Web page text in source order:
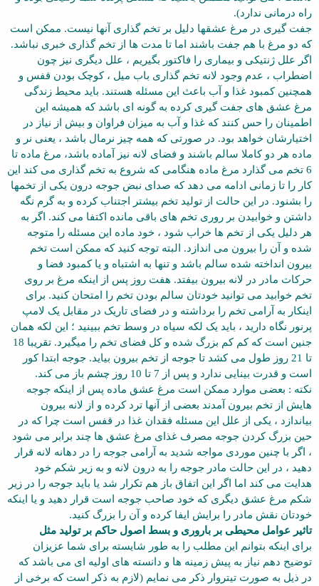
راه درمانی ندارد).
جفت گیری در مرغ عشقها دلیل بر تخم گذاری آنها نیست. ممکن است
که دو مرغ با هم جفت باشند اما تا مدت ها از تخم گذاری خبری نباشد.
اگر علل ژنتیکی و بیماری را فاکتور بگیریم ، علل دیگری نیز چون
اضطراب ، عدم وجود لانه تخم گذاری باب میل ، کوچک بودن قفس و
همچنین کمبود غذا و آب باعث این مسئله هستند. باید محیط زندگی
مرغ عشق های جفت گیری کرده به گونه ای باشد که همیشه این
اطمینان را حس کنند که غذا و آب به میزان فراوان و بیش از نیاز در
اختیارشان خواهد بود. در صورتی که همه چیز نرمال باشد ، یعنی نر و
ماده هر دو کاملا سالم باشند و فضای لانه نیز آماده باشد، مرغ ماده تا
6 تخم می گذارد مرغ ماده هنگامی که شروع به تخم گذاری می کند این
کار را تا زمانی ادامه می دهد که صدای نبض جوجه درون یکی از تخمها
را بشنود. در این حالت از تولید تخم بیشتر اجتناب کرده و به گرم نگه
داشتن و خوابیدن بر روری تخم های باقی مانده اکتفا می کند. اگر به
هر دلیل یکی از تخم ها خراب شود ، خود ماده این مسئله را متوجه
شده و آن را بیرون می اندازد. البته توجه کنید که ممکن است تخم
بیرون انداخته شده سالم باشد و تنها به اشتباه و یا کمبود فضا و
حرکات مادر در لانه بیرون بیفتد. هفت روز پس از اینکه مرغ بر روی
تخم خوابید می توانید خودتان سالم بودن تخم را امتحان کنید. برای
اینکار به آرامی تخم را برداشته و در فضای تاریک در مقابل یک لامپ
پرنور نگاه دارید ، باید یک لکه سیاه در وسط تخم ببینید ؛ این لکه همان
جنین است که کم کم بزرگ شده و کل فضای تخم را میگیرد. تقریبا 18
تا 21 روز طول می کشد تا جوجه از تخم بیرون بیاید. جوجه ابتدا کور
است و قدرت بینایی ندارد و پس از 7 تا 10 روز چشم باز می کند.
نکته : بعضی موارد ممکن است مرغ عشق ماده پس از اینکه جوجه
هایش از تخم بیرون آمدند بعضی از آنها ترد کرده و از لانه بیرون
بیاندازد ، یکی از علل این مسئله فقدان غذا در قفس است چرا که در
حین بزرگ کردن جوجه مصرف غذای مرغ عشق ها چند برابر می شود
، اگر با چنین موردی مواجه شدید به آرامی جوجه را در دهانه لانه قرار
دهید ، در این حالت مادر جوجه را به درون لانه و به زیر شکم خود
هدایت می کند اما اگر این اتفاق باز هم تکرار شد یا باید جوجه را در زیر
شکم مرغ عشق دیگری که خود صاحب جوجه است قرار دهید و یا اینکه
خودتان نقش مادر را برایش ایفا کرده و آن را بزرگ کنید.
تاثیر عوامل محیطی بر باروری و بسط اصول حاکم بر تولید مثل
برای اینکه بتوانم این مطلب را به طور شایسته برای شما عزیزان
توضیح دهم نیاز به پیش زمینه ها و دانسته های اولیه ای می باشد که
در ذیل به صورت تیتروار ذکر می نمایم (لازم به ذکر است که برخی از